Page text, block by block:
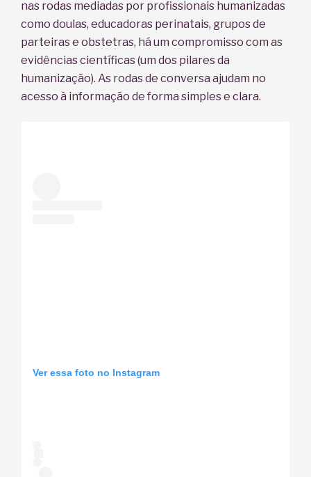
nas rodas mediadas por profissionais humanizadas
como doulas, educadoras perinatais, grupos de
parteiras e obstetras, há um compromisso com as
evidências científicas (um dos pilares da
humanização). As rodas de conversa ajudam no
acesso à informação de forma simples e clara.
Ver essa foto no Instagram